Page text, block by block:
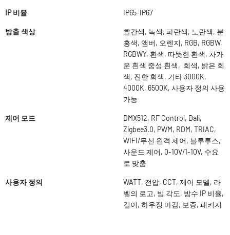
IP 비율 IP65-IP67
방출 색상
빨간색, 녹색, 파란색, 노란색, 분
홍색, 앰버, 오렌지, RGB, RGBW,
RGBWY, 흰색, 따뜻한 흰색, 차가
운 흰색 중성 흰색, 회색, 밝은 회
색, 진한 회색, 기타 3000K,
4000K, 6500K, 사용자 정의 사용
가능
제어 모드
DMX512, RF Control, Dali,
Zigbee3.0, PWM, RDM, TRIAC,
WIFI/무선 원격 제어, 블루투스,
사운드 제어, 0-10V/1-10V, 수요
로 맞춤
사용자 정의
WATT, 전압, CCT, 제어 모델, 라
벨의 로고, 빔 각도, 방수 IP 비율,
길이, 하우징 마감, 보증, 패키지